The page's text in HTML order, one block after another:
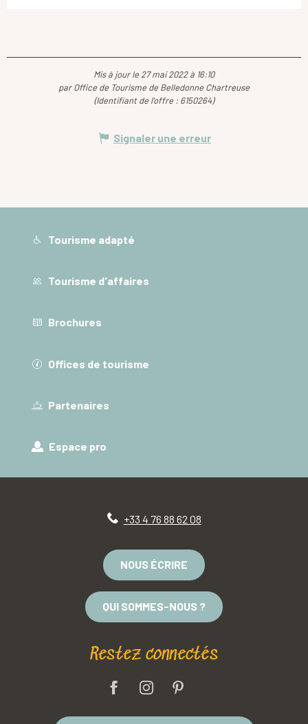
Mis à jour le 27 mai 2022 à 16:10
par Office de Tourisme de Belledonne Chartreuse
(Identifiant de l'offre : 6150264)
Signaler une erreur
Tourisme adapté
Tourisme d'affaires
Brochures
Offices de tourisme
Partenaires
Espace pro
+33 4 76 88 62 08
NOUS ÉCRIRE
QUI SOMMES-NOUS ?
Restez connectés